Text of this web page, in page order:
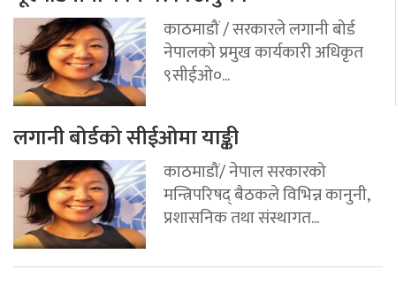
काठमाडौं / सरकारले लगानी बोर्ड
नेपालको प्रमुख कार्यकारी अधिकृत
९सीईओ०...
लगानी बोर्डको सीईओमा याङ्की
काठमाडौं/ नेपाल सरकारको
मन्त्रिपरिषद् बैठकले विभिन्न कानुनी,
प्रशासनिक तथा संस्थागत...